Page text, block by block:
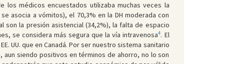
los médicos encuestados utilizaba muchas veces la
asocia a vómitos), el 70,3% en la DH moderada con
son la presión asistencial (34,2%), la falta de espacio
se considera más segura que la vía intravenosa4. El
UU. que en Canadá. Por ser nuestro sistema sanitario
aun siendo positivos en términos de ahorro, no lo son